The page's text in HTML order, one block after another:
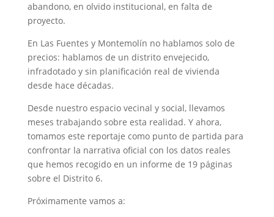
abandono, en olvido institucional, en falta de
proyecto.
En Las Fuentes y Montemolín no hablamos solo de
precios: hablamos de un distrito envejecido,
infradotado y sin planificación real de vivienda
desde hace décadas.
Desde nuestro espacio vecinal y social, llevamos
meses trabajando sobre esta realidad. Y ahora,
tomamos este reportaje como punto de partida para
confrontar la narrativa oficial con los datos reales
que hemos recogido en un informe de 19 páginas
sobre el Distrito 6.
Próximamente vamos a: